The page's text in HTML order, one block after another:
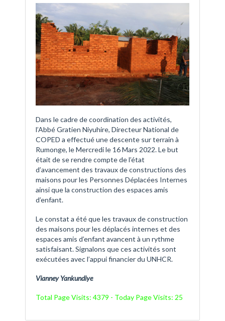
Dans le cadre de coordination des activités,
l’Abbé Gratien Niyuhire, Directeur National de
COPED a effectué une descente sur terrain à
Rumonge, le Mercredi le 16 Mars 2022. Le but
était de se rendre compte de l’état
d’avancement des travaux de constructions des
maisons pour les Personnes Déplacées Internes
ainsi que la construction des espaces amis
d’enfant.
Le constat a été que les travaux de construction
des maisons pour les déplacés internes et des
espaces amis d’enfant avancent à un rythme
satisfaisant. Signalons que ces activités sont
exécutées avec l’appui financier du UNHCR.
Vianney Yankundiye
Total Page Visits: 4379 - Today Page Visits: 25